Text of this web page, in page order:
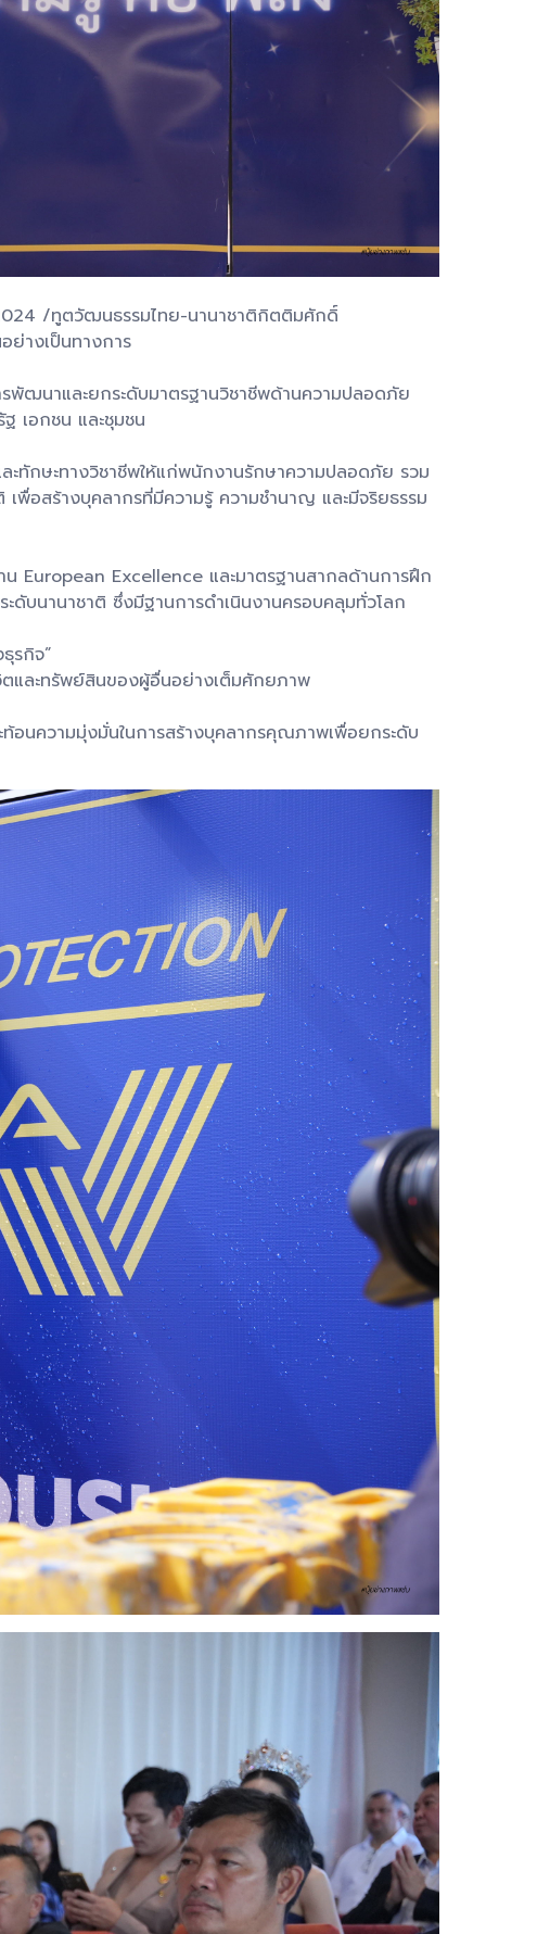
/ทูตวัฒนธรรมไทย-นานาชาติกิตติมศักดิ์
ย่างเป็นทางการ
พัฒนาและยกระดับมาตรฐานวิชาชีพด้านความปลอดภัย
เอกชน และชุมชน
ทักษะทางวิชาชีพให้แก่พนักงานรักษาความปลอดภัย รวม
อสร้างบุคลากรที่มีความรู้ ความชำนาญ และมีจริยธรรม
European Excellence และมาตรฐานสากลด้านการฝึก
ดับนานาชาติ ซึ่งมีฐานการดำเนินงานครอบคลุมทั่วโลก
รกิจ”
และทรัพย์สินของผู้อื่นอย่างเต็มศักยภาพ
นความมุ่งมั่นในการสร้างบุคลากรคุณภาพเพื่อยกระดับ